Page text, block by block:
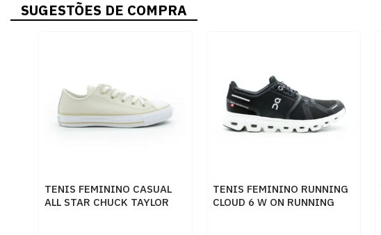
SUGESTÕES DE COMPRA
TENIS FEMININO CASUAL
ALL STAR CHUCK TAYLOR
TENIS FEMININO RUNNING
CLOUD 6 W ON RUNNING